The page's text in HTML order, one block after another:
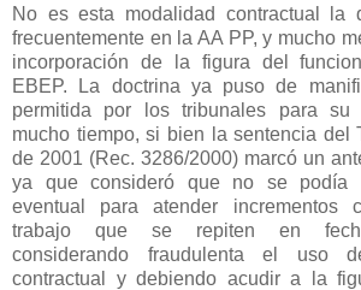
No es esta modalidad contractual la
frecuentemente en la AA PP, y mucho
incorporación de la figura del
EBEP. La doctrina ya puso de
permitida por los tribunales para su
mucho tiempo, si bien la sentencia del
de 2001 (Rec. 3286/2000) marcó un
ya que consideró que no se podía
eventual para atender incrementos
trabajo que se repiten en
considerando fraudulenta el uso
contractual y debiendo acudir a la